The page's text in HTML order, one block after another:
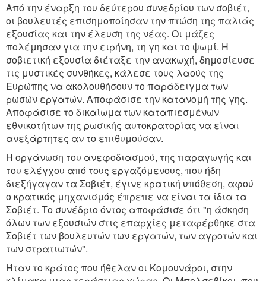
Από την έναρξη του δεύτερου συνεδρίου των σοβιέτ,
οι βουλευτές επισημοποίησαν την πτώση της παλιάς
εξουσίας και την έλευση της νέας. Οι μάζες
πολέμησαν για την ειρήνη, τη γη και το ψωμί. Η
σοβιετική εξουσία διέταξε την ανακωχή, δημοσίευσε
τις μυστικές συνθήκες, κάλεσε τους λαούς της
Ευρώπης να ακολουθήσουν το παράδειγμα των
ρωσών εργατών. Αποφάσισε την κατανομή της γης.
Αποφάσισε το δικαίωμα των καταπιεσμένων
εθνικοτήτων της ρωσικής αυτοκρατορίας να είναι
ανεξάρτητες αν το επιθυμούσαν.
Η οργάνωση του ανεφοδιασμού, της παραγωγής και
του ελέγχου από τους εργαζόμενους, που ήδη
διεξήγαγαν τα Σοβιέτ, έγινε κρατική υπόθεση, αφού
ο κρατικός μηχανισμός έπρεπε να είναι τα ίδια τα
Σοβιέτ. Το συνέδριο όντος αποφάσισε ότι "η άσκηση
όλων των εξουσιών στις επαρχίες μεταφέρθηκε στα
Σοβιέτ των βουλευτών των εργατών, των αγροτών και
των στρατιωτών".
Ήταν το κράτος που ήθελαν οι Κομουνάροι, στην